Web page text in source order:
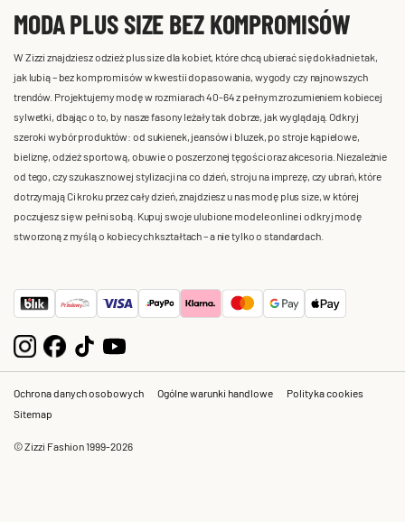
MODA PLUS SIZE BEZ KOMPROMISÓW
W Zizzi znajdziesz odzież plus size dla kobiet, które chcą ubierać się dokładnie tak,
jak lubią – bez kompromisów w kwestii dopasowania, wygody czy najnowszych
trendów. Projektujemy modę w rozmiarach 40-64 z pełnym zrozumieniem kobiecej
sylwetki, dbając o to, by nasze fasony leżały tak dobrze, jak wyglądają. Odkryj
szeroki wybór produktów: od sukienek, jeansów i bluzek, po stroje kąpielowe,
bieliznę, odzież sportową, obuwie o poszerzonej tęgości oraz akcesoria. Niezależnie
od tego, czy szukasz nowej stylizacji na co dzień, stroju na imprezę, czy ubrań, które
dotrzymają Ci kroku przez cały dzień, znajdziesz u nas modę plus size, w której
poczujesz się w pełni sobą. Kupuj swoje ulubione modele online i odkryj modę
stworzoną z myślą o kobiecych kształtach – a nie tylko o standardach.
Ochrona danych osobowych Ogólne warunki handlowe
Polityka cookies
Sitemap
© Zizzi Fashion 1999-2026